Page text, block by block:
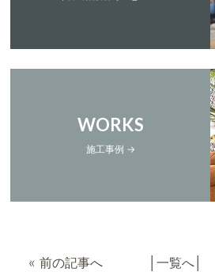
WORKS
施工事例 →
« 前の記事へ 一覧へ│